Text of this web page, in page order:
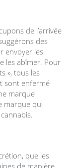
de l’arrivée
des
envoyer les
les abîmer. Pour
», tous les
sont enfermé
marque
marque qui
que les
de manière